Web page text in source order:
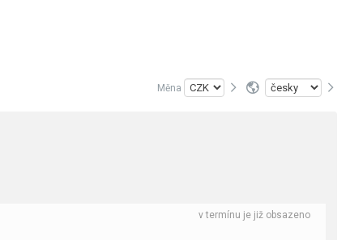
Měna
v termínu je již obsazeno